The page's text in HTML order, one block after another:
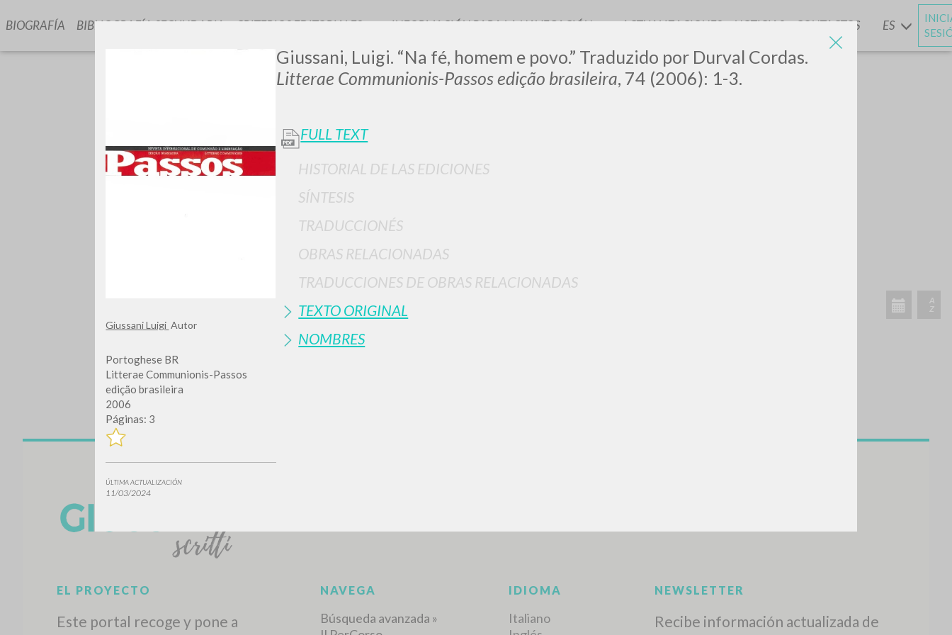
Giussani Luigi Autor
Portoghese BR
Litterae Communionis-Passos
edição brasileira
2006
Páginas: 3
ÚLTIMA ACTUALIZACIÓN
11/03/2024
Giussani, Luigi. “Na fé, homem e povo.” Traduzido por Durval Cordas.
Litterae Communionis-Passos edição brasileira, 74 (2006): 1-3.
FULL TEXT
HISTORIAL DE LAS EDICIONES
SÍNTESIS
TRADUCCIONÉS
OBRAS RELACIONADAS
TRADUCCIONES DE OBRAS RELACIONADAS
TEXTO ORIGINAL
NOMBRES
LUIGI
GIUSSANI
scritti
BIOGRAFÍA BIBLIOGRAFÍA SECUNDARIA CRITERIOS EDITORIALES INFORMACIÓN PARA LA NAVEGACIÓN ACTUALIZACIONESYNOTICIAS CONTACTOS ES
Ver detalles por tipo
TIPOLOGÍA